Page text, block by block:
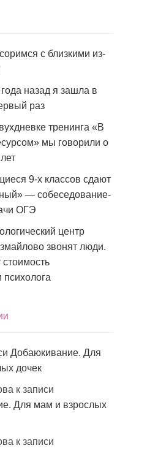
с близкими из-
назад я зашла в
раз
тренинга «В
мы говорили о
9-х классов сдают
— собеседование-
ОГЭ
центр
звонят люди.
психолога
Добаюкивание. Для
дочек
к записи
Для мам и взрослых
к записи